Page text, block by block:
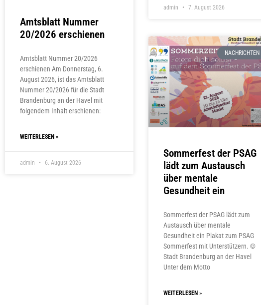
admin 7. August 2026
Amtsblatt Nummer
20/2026 erschienen
Amtsblatt Nummer 20/2026
erschienen Am Donnerstag, 6.
August 2026, ist das Amtsblatt
Nummer 20/2026 für die Stadt
Brandenburg an der Havel mit
folgendem Inhalt erschienen:
WEITERLESEN »
admin 6. August 2026
NACHRICHTEN
Sommerfest der PSAG
lädt zum Austausch
über mentale
Gesundheit ein
Sommerfest der PSAG lädt zum
Austausch über mentale
Gesundheit ein Plakat zum PSAG
Sommerfest mit Unterstützern. ©
Stadt Brandenburg an der Havel
Unter dem Motto
WEITERLESEN »